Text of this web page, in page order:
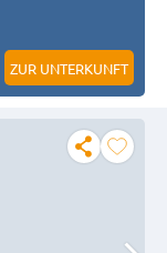
ZUR UNTERKUNFT